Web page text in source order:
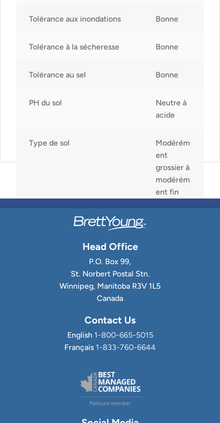
Tolérance aux inondations Bonne
Tolérance à la sécheresse Bonne
Tolérance au sel Bonne
PH du sol
Neutre à
acide
Type de sol
Modérém
ent
grossier à
modérém
ent fin
Environ graines/lb
Hauteur de la canopée à
Head Office
P.O. Box 99,
St. Norbert Postal Stn.
Winnipeg, Manitoba R3V 1L5
Canada
Contact Us
English 1-800-665-5015
Français 1-833-760-6644